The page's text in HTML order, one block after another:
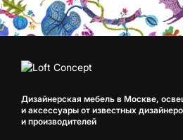
Дизайнерская мебель в Москве,
и аксессуары от известных
и производителей